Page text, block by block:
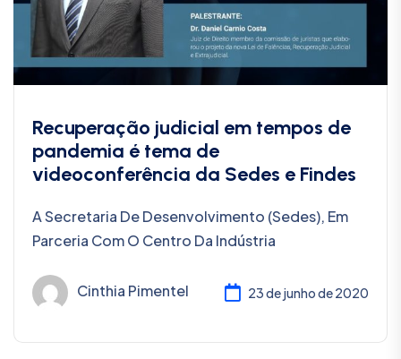
Recuperação judicial em tempos de
pandemia é tema de
videoconferência da Sedes e Findes
A Secretaria De Desenvolvimento (Sedes), Em
Parceria Com O Centro Da Indústria
Cinthia Pimentel 23 de junho de 2020